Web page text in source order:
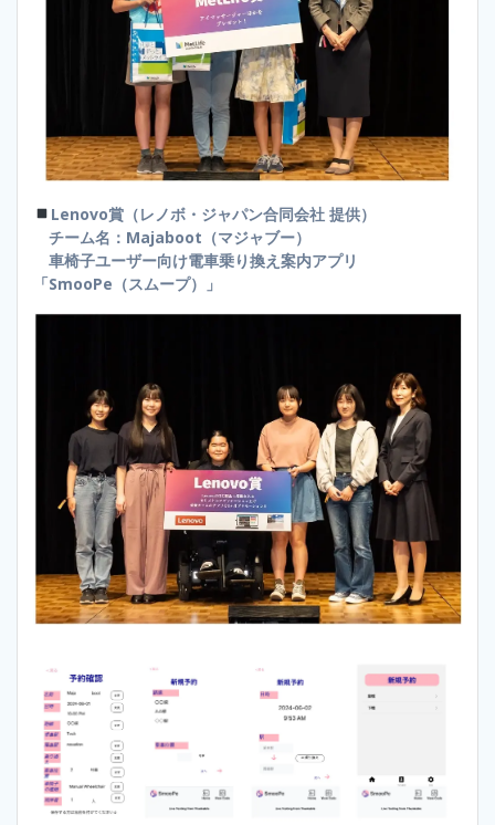
Lenovo賞（レノボ・ジャパン合同会社 提供）
チーム名：Majaboot（マジャブー）
車椅子ユーザー向け電車乗り換え案内アプリ
「SmooPe（スムープ）」